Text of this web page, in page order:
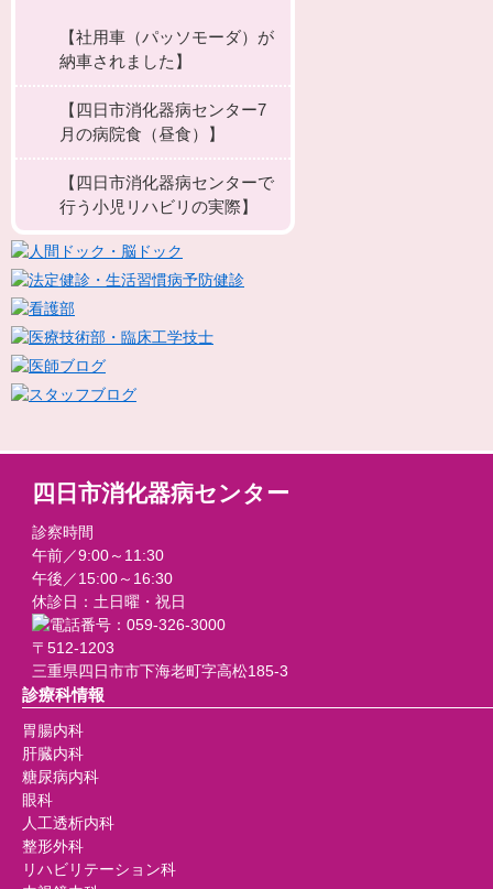
【社用車（パッソモーダ）が
納車されました】
【四日市消化器病センター7
月の病院食（昼食）】
【四日市消化器病センターで
行う小児リハビリの実際】
四日市消化器病センター
診察時間
午前／9:00～11:30
午後／15:00～16:30
休診日：土日曜・祝日
〒512-1203
三重県四日市市下海老町字高松185-3
診療科情報
胃腸内科
肝臓内科
糖尿病内科
眼科
人工透析内科
整形外科
リハビリテーション科